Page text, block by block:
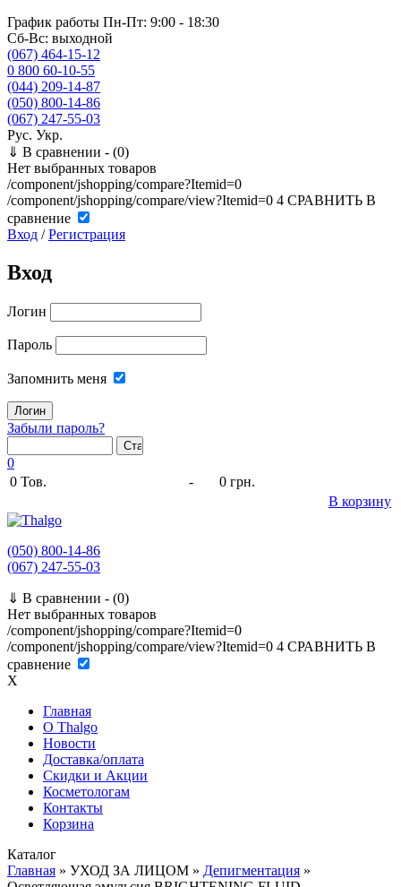
График работы Пн-Пт: 9:00 - 18:30
Сб-Вс: выходной
(067) 464-15-12
0 800 60-10-55
(044) 209-14-87
(050) 800-14-86
(067) 247-55-03
Рус. Укр.
⇓ В сравнении - (0)
Нет выбранных товаров
/component/jshopping/compare?Itemid=0
/component/jshopping/compare/view?Itemid=0 4 СРАВНИТЬ В
сравнение
Вход /Регистрация
Вход
Логин
Пароль
Запомнить меня
Забыли пароль?
0
0 Тов. -
0 грн.
В корзину
(050) 800-14-86
(067) 247-55-03
⇓ В сравнении - (0)
Нет выбранных товаров
/component/jshopping/compare?Itemid=0
/component/jshopping/compare/view?Itemid=0 4 СРАВНИТЬ В
сравнение
X
Главная
O Thalgo
Новости
Доставка/оплата
Скидки и Акции
Косметологам
Контакты
Корзина
Каталог
Главная » УХОД ЗА ЛИЦОМ » Депигментация »